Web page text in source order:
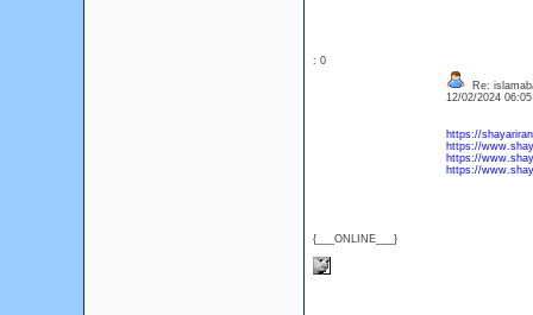
: 0
{___ONLINE___}
Re:
12/02/2024
https://
https://
https://
https://